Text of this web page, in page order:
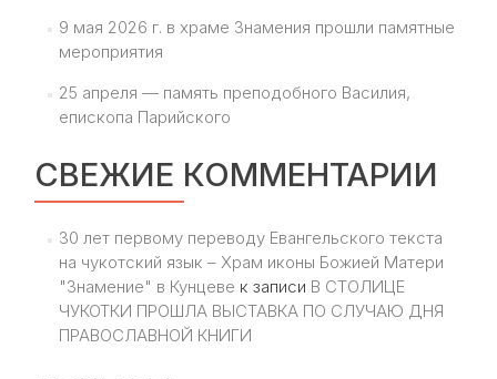
9 мая 2026 г. в храме Знамения прошли памятные
мероприятия
25 апреля — память преподобного Василия,
епископа Парийского
СВЕЖИЕ КОММЕНТАРИИ
30 лет первому переводу Евангельского текста
на чукотский язык – Храм иконы Божией Матери
"Знамение" в Кунцеве к записи В СТОЛИЦЕ
ЧУКОТКИ ПРОШЛА ВЫСТАВКА ПО СЛУЧАЮ ДНЯ
ПРАВОСЛАВНОЙ КНИГИ